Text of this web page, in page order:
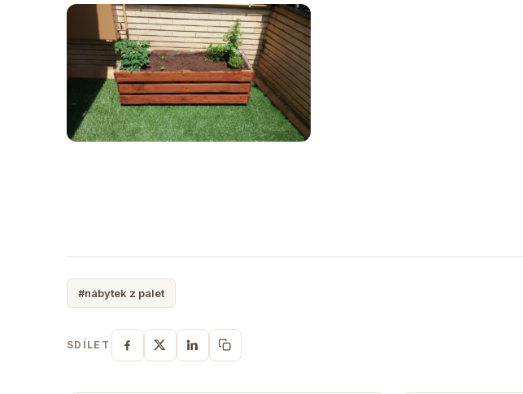
#nábytek z palet
SDÍLET